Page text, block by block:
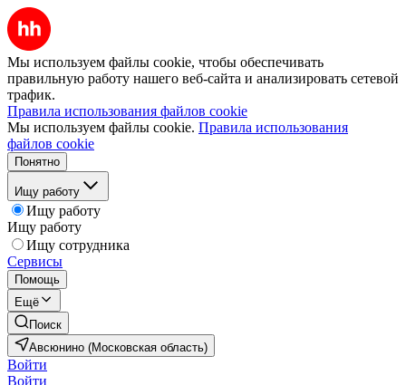
Мы используем файлы cookie, чтобы обеспечивать
правильную работу нашего веб-сайта и анализировать сетевой
трафик.
Правила использования файлов cookie
Мы используем файлы cookie. Правила использования
файлов cookie
Понятно
Ищу работу
Ищу работу
Ищу работу
Ищу сотрудника
Сервисы
Помощь
Ещё
Поиск
Авсюнино (Московская область)
Войти
Войти